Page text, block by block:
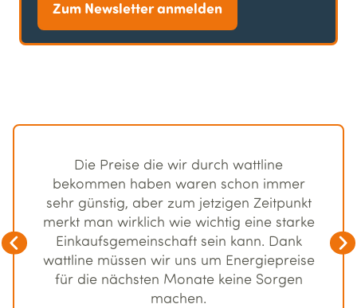
Zum Newsletter anmelden
Die Preise die wir durch wattline
bekommen haben waren schon immer
sehr günstig, aber zum jetzigen Zeitpunkt
merkt man wirklich wie wichtig eine starke
Einkaufsgemeinschaft sein kann. Dank
wattline müssen wir uns um Energiepreise
für die nächsten Monate keine Sorgen
machen.